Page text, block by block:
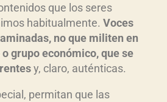
que los seres
habitualmente. Voces
no que militen en
grupo económico, que se
y, claro, auténticas.
permitan que las